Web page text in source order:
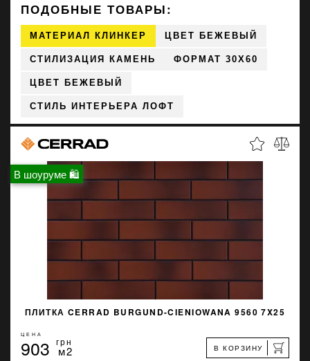
ПОДОБНЫЕ ТОВАРЫ:
МАТЕРИАЛ КЛИНКЕР ЦВЕТ БЕЖЕВЫЙ
СТИЛИЗАЦИЯ КАМЕНЬ ФОРМАТ 30X60
ЦВЕТ БЕЖЕВЫЙ
СТИЛЬ ИНТЕРЬЕРА ЛОФТ
В шоуруме 🛍
ПЛИТКА CERRAD BURGUND-CIENIOWANA 9560 7X25
ЦЕНА
903 грн
м2 В КОРЗИНУ